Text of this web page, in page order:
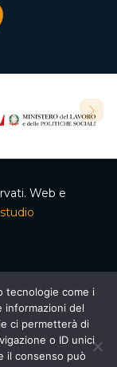
Web e
i.v.
formazione e
12/20. Agenzia per il
Sociali – Sezione 4
– Piano
“Inclusione e coesione”,
Attive del Lavoro e
tecnologie come i
informazioni del
ci permetterà di
o ID unici
il consenso può